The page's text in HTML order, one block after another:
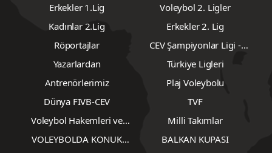
Erkekler 1.Lig
Voleybol 2. Ligler
Kadınlar 2.Lig
Erkekler 2. Lig
Röportajlar
CEV Şampiyonlar Ligi -
Erkekler
Yazarlardan
Türkiye Ligleri
Antrenörlerimiz
Plaj Voleybolu
Dünya FIVB-CEV
TVF
Voleybol Hakemleri ve
Milli Takımlar
VOLEYBOLDA KONUK
BALKAN KUPASI